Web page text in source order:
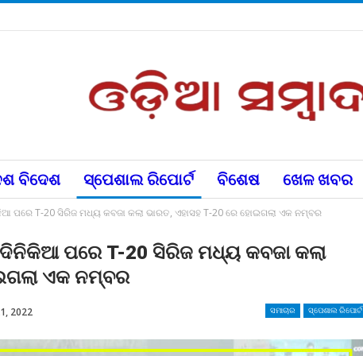
ବିଦେଶ ସ୍ପେଶାଲ ରିପୋର୍ଟ ବିଶେଷ ଖେଳ ଖବର
ପରେ T-20 ସିରିଜ ମଧ୍ୟ କବଜା କଲା ଭାରତ, ଏହାସହ T-20 ରେ ହୋଇଗଲା ଏକ ନମ୍ବର
ପରେ T-20 ସିରିଜ ମଧ୍ୟ କବଜା କଲା
ଏକ ନମ୍ବର
ସମାଚାର ସ୍ପେଶାଲ ରିପୋର୍ଟ
2022